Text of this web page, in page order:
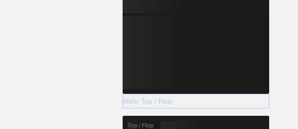
Mehr Top / Flop
Top / Flop